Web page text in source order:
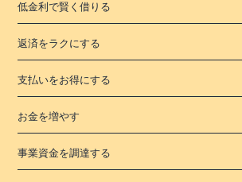
低金利で賢く借りる
返済をラクにする
支払いをお得にする
お金を増やす
事業資金を調達する